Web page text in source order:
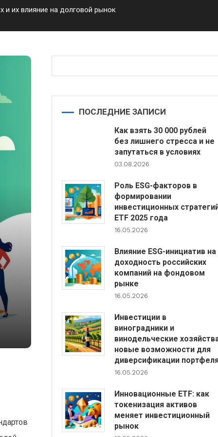
и их влияние на долговой рынок
ПОСЛЕДНИЕ ЗАПИСИ
Как взять 30 000 рублей
без лишнего стресса и не
запутаться в условиях
03.08.2026
Роль ESG-факторов в
формировании
инвестиционных
ETF 2025 года
16.05.2026
Влияние ESG-инициатив на
доходность российских
компаний на фондовом
рынке
16.05.2026
Инвестиции в
виноградники и
винодельческие
новые возможности для
диверсификации
16.05.2026
Инновационные ETF: как
токенизация активов
меняет инвестиционный
рынок